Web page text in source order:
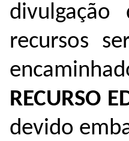
recursos
RECURSO
devido